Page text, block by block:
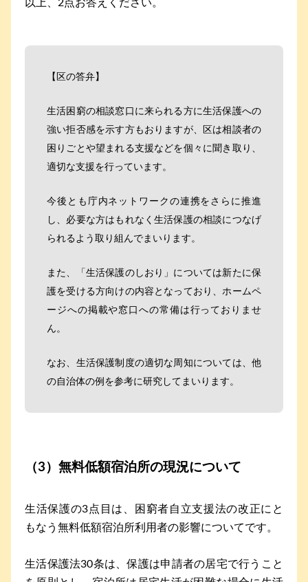
以上、2点お答えください。
【区の答弁】
生活困窮の相談窓口に来られる方に生活保護への
強い拒否感を示す方もおりますが、区は相談者の
困りごとや望まれる支援などを個々に聞き取り、
適切な支援を行っています。
今後とも庁内ネットワークの連携をさらに推進
し、必要な方はもれなく生活保護の相談につなげ
られるよう取り組んでまいります。
また、「生活保護のしおり」については新たに保
護を受ける方向けの内容となっており、ホームペ
ージへの掲載や窓口への常備は行っておりませ
ん。
なお、生活保護制度の適切な周知については、他
の自治体の例を参考に研究してまいります。
（3）無料低額宿泊所の現況について
生活保護の3点目は、困窮者自立支援法の改正にと
もなう無料低額宿泊所利用者の影響についてです。
生活保護法30条は、保護は申請者の居宅で行うこと